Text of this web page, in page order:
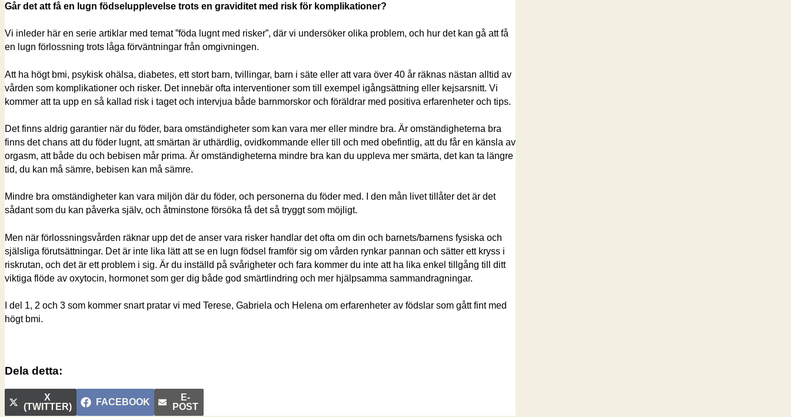
Går det att få en lugn födselupplevelse trots en graviditet med risk för komplikationer?
Vi inleder här en serie artiklar med temat ”föda lugnt med risker”, där vi undersöker olika problem, och hur det kan gå att få
en lugn förlossning trots låga förväntningar från omgivningen.
Att ha högt bmi, psykisk ohälsa, diabetes, ett stort barn, tvillingar, barn i säte eller att vara över 40 år räknas nästan alltid av
vården som komplikationer och risker. Det innebär ofta interventioner som till exempel igångsättning eller kejsarsnitt. Vi
kommer att ta upp en så kallad risk i taget och intervjua både barnmorskor och föräldrar med positiva erfarenheter och tips.
Det finns aldrig garantier när du föder, bara omständigheter som kan vara mer eller mindre bra. Är omständigheterna bra
finns det chans att du föder lugnt, att smärtan är uthärdlig, ovidkommande eller till och med obefintlig, att du får en känsla av
orgasm, att både du och bebisen mår prima. Är omständigheterna mindre bra kan du uppleva mer smärta, det kan ta längre
tid, du kan må sämre, bebisen kan må sämre.
Mindre bra omständigheter kan vara miljön där du föder, och personerna du föder med. I den mån livet tillåter det är det
sådant som du kan påverka själv, och åtminstone försöka få det så tryggt som möjligt.
Men när förlossningsvården räknar upp det de anser vara risker handlar det ofta om din och barnets/barnens fysiska och
själsliga förutsättningar. Det är inte lika lätt att se en lugn födsel framför sig om vården rynkar pannan och sätter ett kryss i
riskrutan, och det är ett problem i sig. Är du inställd på svårigheter och fara kommer du inte att ha lika enkel tillgång till ditt
viktiga flöde av oxytocin, hormonet som ger dig både god smärtlindring och mer hjälpsamma sammandragningar.
I del 1, 2 och 3 som kommer snart pratar vi med Terese, Gabriela och Helena om erfarenheter av födslar som gått fint med
högt bmi.
Dela detta:
DELA
PÅ
X
(TWITTER)
DELA
FACEBOOK
DELA
PÅ
E-
POST